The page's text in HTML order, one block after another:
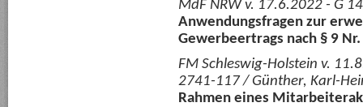
MdF NRW v. 17.6.2022 - G
Anwendungsfragen zur
Gewerbeertrags nach § 9 Nr.
FM Schleswig-Holstein v.
2741-117 / Günther, Karl-
Rahmen eines